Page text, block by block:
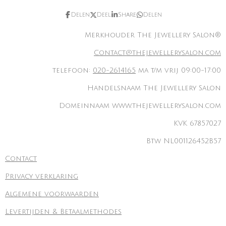
Delen Deel Share Delen
Merkhouder The Jewellery Salon®
Contact@thejewellerysalon.com
telefoon: 020-2614165 ma t/m vrij 09:00-17:00
Handelsnaam The Jewellery Salon
Domeinnaam www.thejewellerysalon.com
KVK 67857027
Btw NL001126452B57
Contact
Privacy verklaring
Algemene voorwaarden
Levertijden & Betaalmethodes